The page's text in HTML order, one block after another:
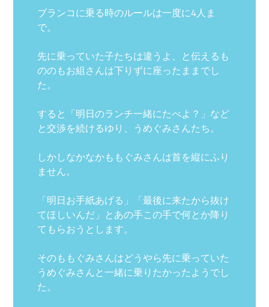
ブランコに乗る時のルールは一度に4人ま
で。
先に乗っていた子たちは違うよ、と伝えるも
ののもお組さんは下りずに座ったままでし
た。
すると「明日のランチ一緒にたべよ？」など
と交渉を続けるゆり、うめぐみさんたち。
しかしなかなかももぐみさんは首を縦にふり
ません。
「明日お手紙あげる」「最後に来たから抜け
てほしいんだ」とあの手この手で何とか降り
てもらおうとします。
そのももぐみさんはどうやら先に乗っていた
うめぐみさんと一緒に乗りたかったようでし
た。